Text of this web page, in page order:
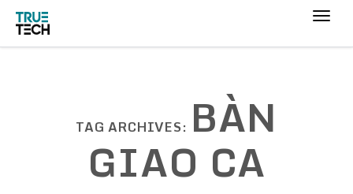
TAG ARCHIVES: BÀN
GIAO CA